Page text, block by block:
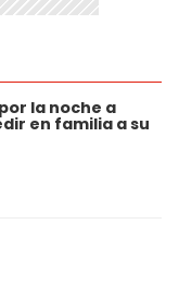
la noche a
en familia a su